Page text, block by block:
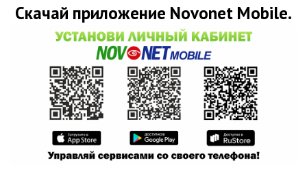
Скачай приложение Novonet Mobile.